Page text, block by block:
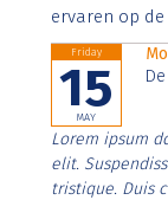
ervaren op de
Friday
15
MAY
Lorem ipsum
elit.
tristique. Duis